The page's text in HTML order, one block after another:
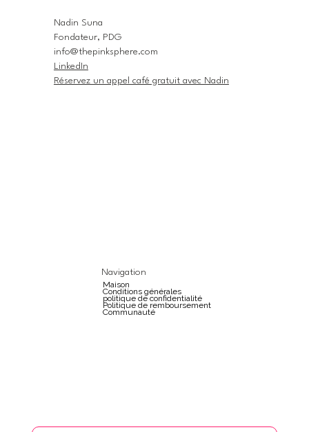
Nadin Suna
Fondateur, PDG
info@thepinksphere.com
LinkedIn
Réservez un appel café gratuit avec Nadin
Navigation
Maison
Conditions générales
politique de confidentialité
Politique de remboursement
Communauté